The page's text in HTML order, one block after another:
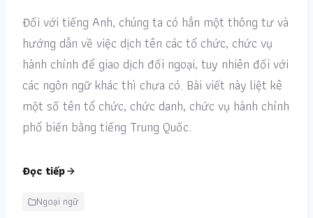
Đối với tiếng Anh, chúng ta có hẳn một thông tư và
hướng dẫn về việc dịch tên các tổ chức, chức vụ
hành chính để giao dịch đối ngoại, tuy nhiên đối với
các ngôn ngữ khác thì chưa có. Bài viết này liệt kê
một số tên tổ chức, chức danh, chức vụ hành chính
phổ biến bằng tiếng Trung Quốc.
Đọc tiếp
Ngoại ngữ